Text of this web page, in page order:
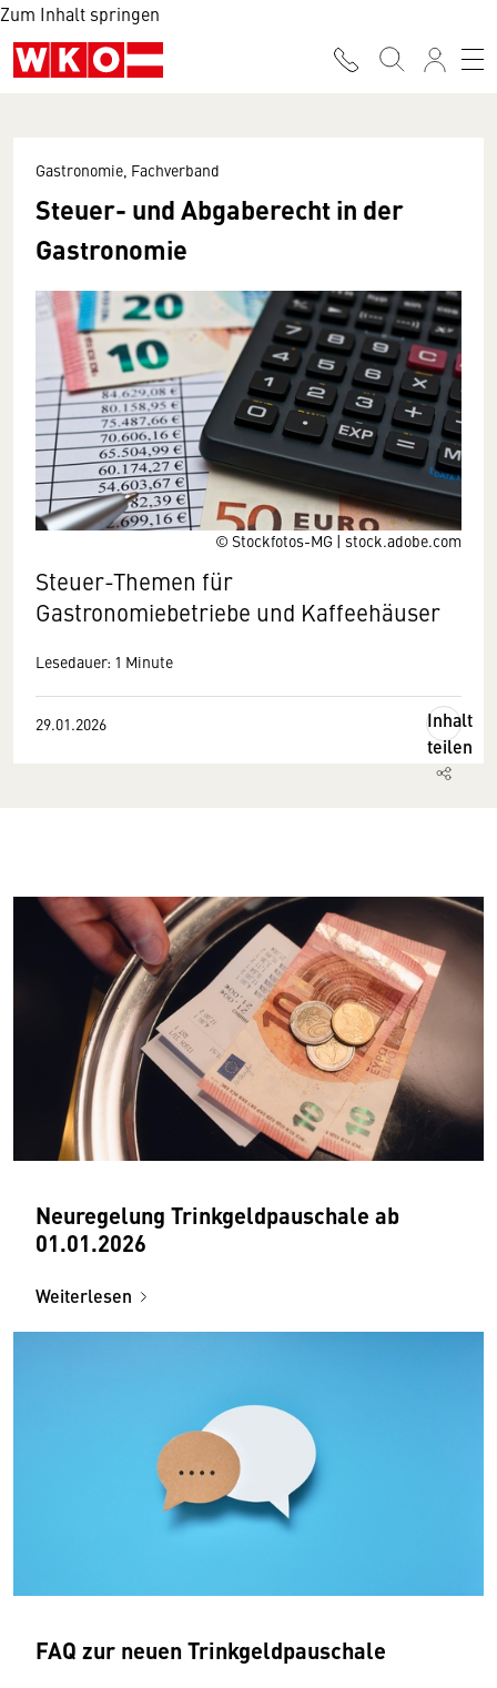
Zum Inhalt springen
© Stockfotos-MG | stock.adobe.com
Gastronomie, Fachverband
Steuer- und Abgaberecht in der
Gastronomie
Steuer-Themen für
Gastronomiebetriebe und Kaffeehäuser
Lesedauer: 1 Minute
29.01.2026
Inhalt
teilen
Neuregelung Trinkgeldpauschale ab
01.01.2026
Weiterlesen
FAQ zur neuen Trinkgeldpauschale